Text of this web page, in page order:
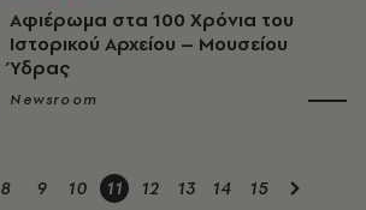
Αφιέρωμα στα 100 Χρόνια του
Ιστορικού Αρχείου – Μουσείου
Ύδρας
Newsroom
8 9 10 11 12 13 14 15